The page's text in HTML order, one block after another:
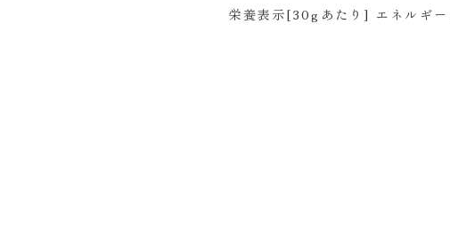
栄養表示[30gあたり] エネルギ